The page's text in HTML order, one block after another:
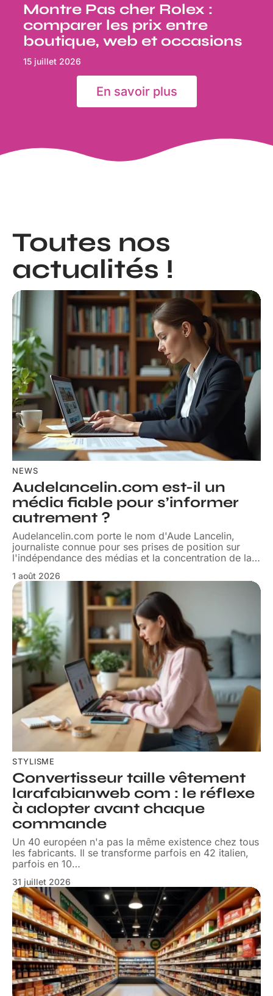
Montre Pas cher Rolex :
comparer les prix entre
boutique, web et occasions
15 juillet 2026
En savoir plus
Toutes nos
actualités !
NEWS
Audelancelin.com est-il un
média fiable pour s’informer
autrement ?
Audelancelin.com porte le nom d'Aude Lancelin,
journaliste connue pour ses prises de position sur
l'indépendance des médias et la concentration de la…
1 août 2026
STYLISME
Convertisseur taille vêtement
larafabianweb com : le réflexe
à adopter avant chaque
commande
Un 40 européen n'a pas la même existence chez tous
les fabricants. Il se transforme parfois en 42 italien,
parfois en 10…
31 juillet 2026